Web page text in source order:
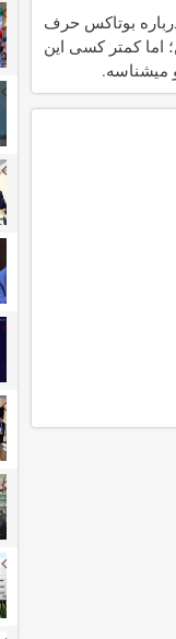
بوتاکس حرف
اما کمتر کسی این
میشناسه.